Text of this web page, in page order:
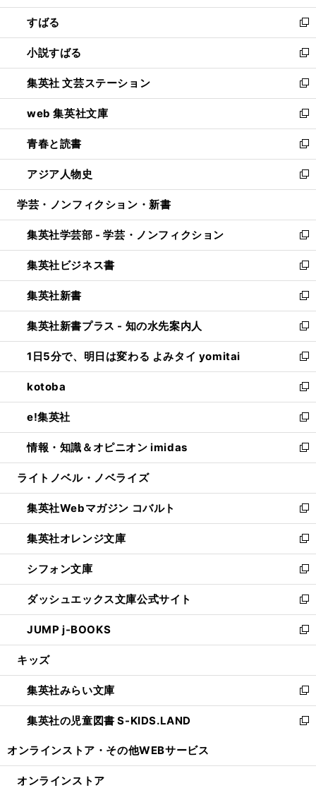
開
く
ウ
で
開
く
ン
ド
ウ
で
開
く
すばる
新
し
い
ウ
ィ
ン
ド
ウ
で
開
く
小説すばる
新
し
い
ウ
ィ
ン
ド
ウ
で
開
集英社 文芸ステーション
新
し
い
ウ
ィ
ン
ド
ウ
開
く
web 集英社文庫
新
し
い
ウ
ィ
ン
ウ
で
開
く
青春と読書
新
し
い
ウ
ン
ド
ウ
で
開
く
アジア人物史
新
し
ウ
ィ
ン
ド
ウ
で
開
く
学芸・ノンフィクション・新書
集英社学芸部 - 学芸・ノンフィクション
新
し
い
ウ
ィ
ン
ド
ウ
で
開
く
集英社ビジネス書
新
し
い
ウ
ィ
ン
ド
ウ
で
開
く
集英社新書
新
し
い
ウ
ィ
ン
ド
ウ
で
開
く
集英社新書プラス - 知の水先案内人
新
し
い
ウ
ィ
ン
ド
ウ
で
開
1日5分で、明日は変わる よみタイ yomitai
新
し
い
ウ
ィ
ン
ド
ウ
開
く
kotoba
新
し
い
ウ
ィ
ン
ウ
で
開
く
e!集英社
新
し
い
ウ
ン
ド
ウ
で
開
く
情報・知識＆オピニオン imidas
新
し
ウ
ィ
ン
ド
ウ
で
開
く
ライトノベル・ノベライズ
集英社Webマガジン コバルト
新
し
い
ウ
ィ
ン
ド
ウ
で
開
集英社オレンジ文庫
新
し
い
ウ
ィ
ン
ド
ウ
開
く
シフォン文庫
新
し
い
ウ
ィ
ン
ウ
で
開
く
ダッシュエックス文庫公式サイト
新
し
い
ウ
ン
ド
ウ
で
JUMP j-BOOKS
新
し
ウ
ィ
ン
ド
開
キッズ
集英社みらい文庫
新
し
い
ン
集英社の児童図書 S-KIDS.LAND
新
ウ
オンラインストア・ その他WEBサービス
オンラインストア